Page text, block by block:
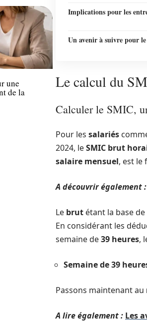
une
de la
Implications pour les
Un avenir à suivre pour
Le calcul du
Calculer le SMIC,
Pour les salariés
2024, leSMIC brut
salaire mensuel, est le
A découvrir également :
Le brut étant la base
En considérant les
semaine de39 heures,
Semaine de 39
Passons maintenant au
A lire également : Les